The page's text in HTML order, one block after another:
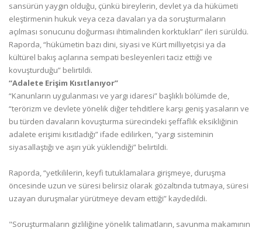
sansürün yaygın olduğu, çünkü bireylerin, devlet ya da hükümeti
eleştirmenin hukuk veya ceza davaları ya da soruşturmaların
açılması sonucunu doğurması ihtimalinden korktukları” ileri sürüldü.
Raporda, “hükümetin bazı dini, siyasi ve Kürt milliyetçisi ya da
kültürel bakış açılarına sempati besleyenleri taciz ettiği ve
kovuşturduğu” belirtildi.
“Adalete Erişim Kısıtlanıyor”
“Kanunların uygulanması ve yargı idaresi” başlıklı bölümde de,
“terörizm ve devlete yönelik diğer tehditlere karşı geniş yasaların ve
bu türden davaların kovuşturma sürecindeki şeffaflık eksikliğinin
adalete erişimi kısıtladığı” ifade edilirken, “yargı sisteminin
siyasallaştığı ve aşırı yük yüklendiği” belirtildi.
Raporda, “yetkililerin, keyfi tutuklamalara girişmeye, duruşma
öncesinde uzun ve süresi belirsiz olarak gözaltında tutmaya, süresi
uzayan duruşmalar yürütmeye devam ettiği” kaydedildi.
"Soruşturmaların gizliliğine yönelik talimatların, savunma makamının